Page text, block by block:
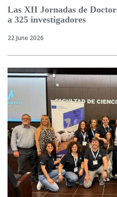
Las XII Jornadas de
a 325 investigadores
22 June 2026